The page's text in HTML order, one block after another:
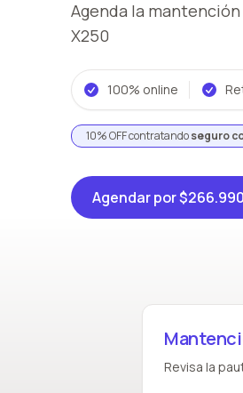
Agenda la
X250
100% online
10% OFF contratandoseguro
Agendarpor $266.990
Revisa la